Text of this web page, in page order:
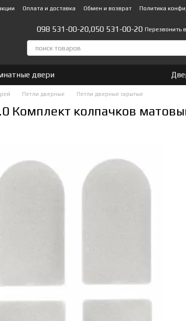
Оплата и доставка Обмен и возврат Политика
098 531-00-20,050 531-00-20 Перезвонить
двери
Петли дверные Петли дверные скрытые
Комплект колпачков